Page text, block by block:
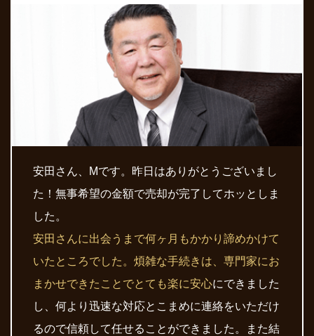
安田さん、Mです。昨日はありがとうございまし
た！無事希望の金額で売却が完了してホッとしま
した。
安田さんに出会うまで何ヶ月もかかり諦めかけて
いたところでした。煩雑な手続きは、専門家にお
まかせできたことでとても楽に安心にできました
し、何より迅速な対応とこまめに連絡をいただけ
るので信頼して任せることができました。また結